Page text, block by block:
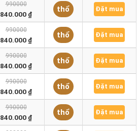
990000
840.000 ₫
thổ Đặt mua
990000
840.000 ₫
thổ Đặt mua
990000
840.000 ₫
thổ Đặt mua
990000
840.000 ₫
thổ Đặt mua
990000
840.000 ₫
thổ Đặt mua